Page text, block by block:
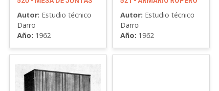
Autor: Estudio técnico
Darro
Año: 1962
Autor: Estudio técnico
Darro
Año: 1962